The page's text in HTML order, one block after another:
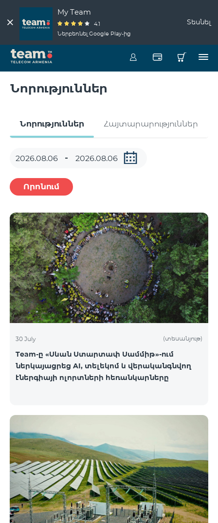
My Team
4.1
Ներբեռնել Google Play-ից
Տեսնել
Նորություններ
Նորություններ Հայտարարություններ
Որոնում
30 July (տեսանյութ)
Team-ը «Սևան Ստարտափ Սամմիթ»-ում
ներկայացրեց AI, տելեկոմ և վերականգնվող
էներգիայի ոլորտների հեռանկարները